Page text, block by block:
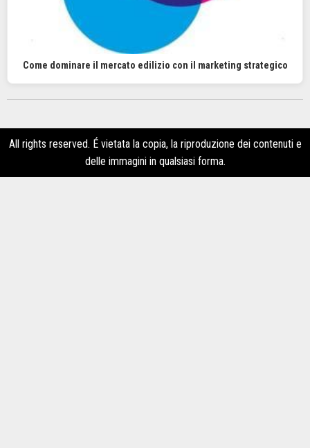
Come dominare il mercato edilizio con il marketing strategico
All rights reserved. É vietata la copia, la riproduzione dei contenuti e
delle immagini in qualsiasi forma.